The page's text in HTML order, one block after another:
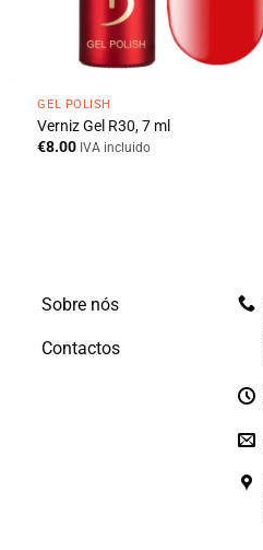
GEL POLISH
Verniz Gel R30, 7 ml
€8.00 IVA incluido
Sobre nós
Contactos